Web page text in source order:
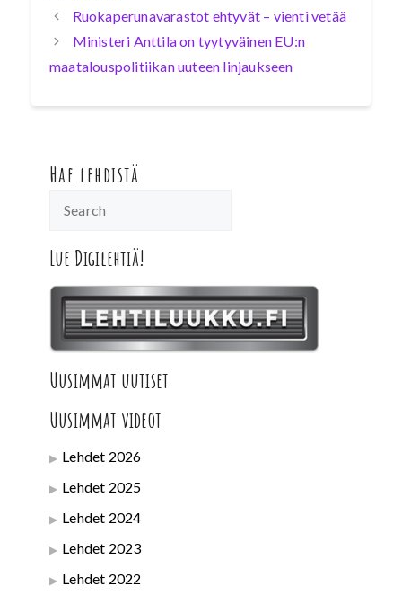
Ruokaperunavarastot ehtyvät – vienti vetää
Ministeri Anttila on tyytyväinen EU:n
maatalouspolitiikan uuteen linjaukseen
Hae lehdistä
Lue Digilehtiä!
Uusimmat uutiset
Uusimmat videot
Lehdet 2026
Lehdet 2025
Lehdet 2024
Lehdet 2023
Lehdet 2022